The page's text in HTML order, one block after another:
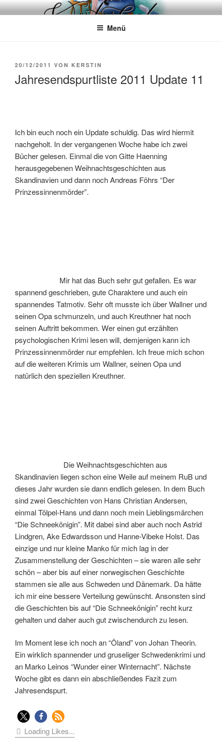
Zum
InhaltWÖRTERKATZE
Von Büchern erzählen
Menü
VERÖFFENTLICHT
20/12/2011 VON KERSTIN
Jahresendspurtliste 2011 Update 11
Ich bin euch noch ein Update schuldig. Das wird hiermit
nachgeholt. In der vergangenen Woche habe ich zwei
Bücher gelesen. Einmal die von Gitte Haenning
herausgegebenen Weihnachtsgeschichten aus
Skandinavien und dann noch Andreas Föhrs “Der
Prinzessinnenmörder”.
Mir hat das Buch sehr gut gefallen. Es war
spannend geschrieben, gute Charaktere und auch ein
spannendes Tatmotiv. Sehr oft musste ich über Wallner und
seinen Opa schmunzeln, und auch Kreuthner hat noch
seinen Auftritt bekommen. Wer einen gut erzählten
psychologischen Krimi lesen will, demjenigen kann ich
Prinzessinnenmörder nur empfehlen. Ich freue mich schon
auf die weiteren Krimis um Wallner, seinen Opa und
natürlich den speziellen Kreuthner.
Die Weihnachtsgeschichten aus
Skandinavien liegen schon eine Weile auf meinem RuB und
dieses Jahr wurden sie dann endlich gelesen. In dem Buch
sind zwei Geschichten von Hans Christian Andersen,
einmal Tölpel-Hans und dann noch mein Lieblingsmärchen
“Die Schneekönigin”. Mit dabei sind aber auch noch Astrid
Lindgren, Ake Edwardsson und Hanne-Vibeke Holst. Das
einzige und nur kleine Manko für mich lag in der
Zusammenstellung der Geschichten – sie waren alle sehr
schön – aber bis auf einer norwegischen Geschichte
stammen sie alle aus Schweden und Dänemark. Da hätte
ich mir eine bessere Verteilung gewünscht. Ansonsten sind
die Geschichten bis auf “Die Schneekönigin” recht kurz
gehalten und daher auch gut zwischendurch zu lesen.
Im Moment lese ich noch an “Öland” von Johan Theorin.
Ein wirklich spannender und gruseliger Schwedenkrimi und
an Marko Leinos “Wunder einer Winternacht”. Nächste
Woche gibt es dann ein abschließendes Fazit zum
Jahresendspurt.
Loading Likes...